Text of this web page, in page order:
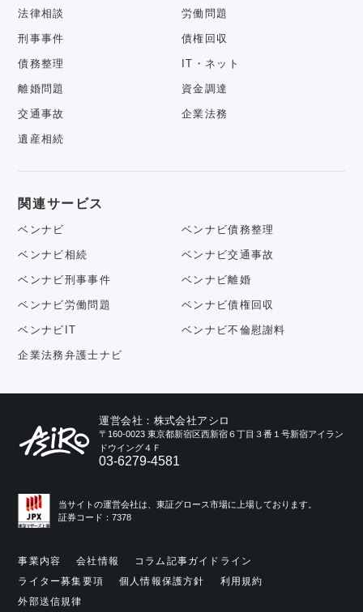
法律相談 労働問題
刑事事件 債権回収
債務整理 IT・ネット
離婚問題 資金調達
交通事故 企業法務
遺産相続
関連サービス
ベンナビ ベンナビ債務整理
ベンナビ相続 ベンナビ交通事故
ベンナビ刑事事件 ベンナビ離婚
ベンナビ労働問題 ベンナビ債権回収
ベンナビIT ベンナビ不倫慰謝料
企業法務弁護士ナビ
運営会社：株式会社アシロ
〒160-0023 東京都新宿区西新宿６丁目３番１号新宿アイラン
ドウイング４Ｆ
03-6279-4581
当サイトの運営会社は、東証グロース市場に上場しております。
証券コード：7378
事業内容 会社情報
コラム記事ガイドライン
ライター募集要項
個人情報保護方針
利用規約
外部送信規律